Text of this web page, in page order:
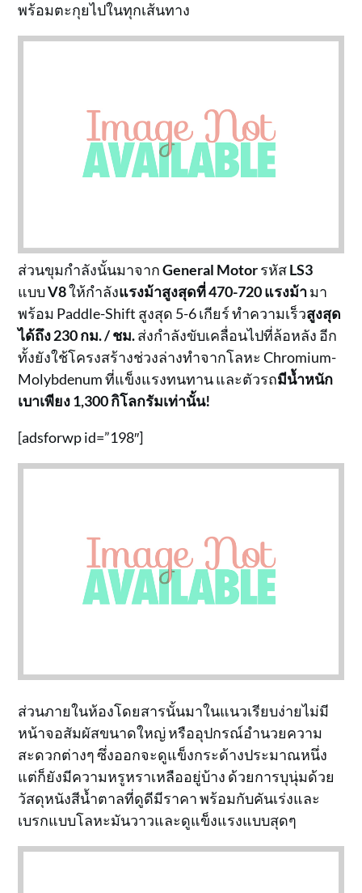
พร้อมตะกุยไปในทุกเส้นทาง
ส่วนขุมกำลังนั้นมาจากGeneral MotorรหัสLS3
แบบV8ให้กำลังแรงม้าสูงสุดที่ 470-720 แรงม้ามา
พร้อม Paddle-Shift สูงสุด 5-6 เกียร์ ทำความเร็วสูงสุด
ได้ถึง 230 กม. / ชม.ส่งกำลังขับเคลื่อนไปที่ล้อหลัง อีก
ทั้งยังใช้โครงสร้างช่วงล่างทำจากโลหะ Chromium-
Molybdenum ที่แข็งแรงทนทาน และตัวรถมีน้ำหนัก
เบาเพียง 1,300 กิโลกรัมเท่านั้น!
[adsforwp id=”198″]
ส่วนภายในห้องโดยสารนั้นมาในแนวเรียบง่ายไม่มี
หน้าจอสัมผัสขนาดใหญ่ หรืออุปกรณ์อำนวยความ
สะดวกต่างๆ ซึ่งออกจะดูแข็งกระด้างประมาณหนึ่ง
แต่ก็ยังมีความหรูหราเหลืออยู่บ้าง ด้วยการบุนุ่มด้วย
วัสดุหนังสีน้ำตาลที่ดูดีมีราคา พร้อมกับคันเร่งและ
เบรกแบบโลหะมันวาวและดูแข็งแรงแบบสุดๆ